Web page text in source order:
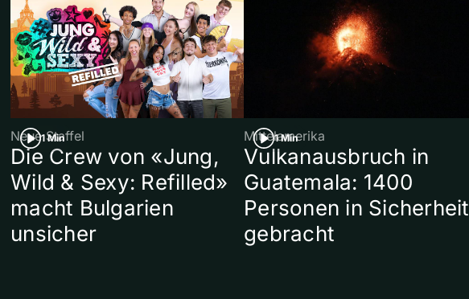
1 Min
Neue Staffel
Die Crew von «Jung,
Wild & Sexy: Refilled»
macht Bulgarien
unsicher
1 Min
Mittelamerika
Vulkanausbruch in
Guatemala: 1400
Personen in Sicherheit
gebracht